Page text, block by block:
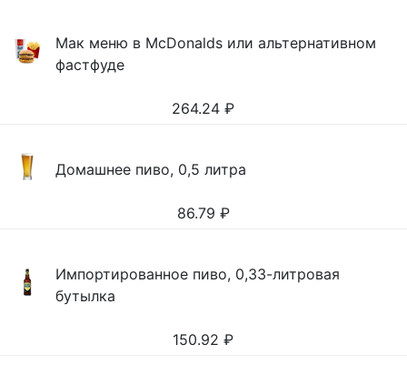
Мак меню в McDonalds или альтернативном
фастфуде
264.24 ₽
Домашнее пиво, 0,5 литра
86.79 ₽
Импортированное пиво, 0,33-литровая
бутылка
150.92 ₽